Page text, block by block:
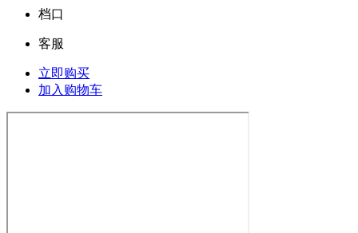
档口
客服
立即购买
加入购物车